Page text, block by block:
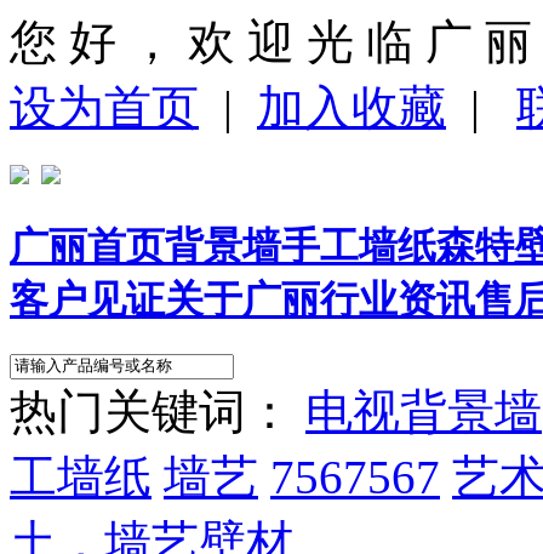
您 好 ， 欢 迎 光 临 广
设为首页 | 加入收藏 |
广丽首页背景墙手工墙纸森特
客户见证关于广丽行业资讯售
热门关键词：
电视背景墙
工墙纸 墙艺 7567567 艺
土，墙艺壁材